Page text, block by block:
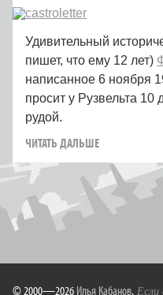
Удивительный
пишет, что ему 12 лет)
написанное 6 ноября
просит у Рузвельта
рудой.
ЧИТАТЬ ДАЛЬШЕ
© 2000—2026 Илья Кабанов. Если